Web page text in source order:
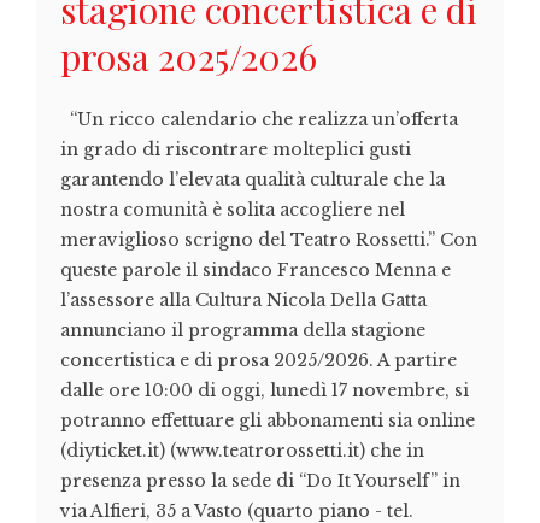
prosa 2025/2026
“Un ricco calendario che realizza un’offerta
in grado di riscontrare molteplici gusti
garantendo l’elevata qualità culturale che la
nostra comunità è solita accogliere nel
meraviglioso scrigno del Teatro Rossetti.” Con
queste parole il sindaco Francesco Menna e
l’assessore alla Cultura Nicola Della Gatta
annunciano il programma della stagione
concertistica e di prosa 2025/2026. A partire
dalle ore 10:00 di oggi, lunedì 17 novembre, si
potranno effettuare gli abbonamenti sia online
(diyticket.it) (www.teatrorossetti.it) che in
presenza presso la sede di “Do It Yourself” in
via Alfieri, 35 a Vasto (quarto piano - tel.